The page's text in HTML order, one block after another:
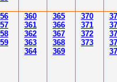
7
360
361
362
363
364
365
366
367
368
369
370
371
372
373
37
37
37